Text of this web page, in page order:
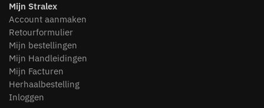
Mijn Stralex
Account aanmaken
Retourformulier
Mijn bestellingen
Mijn Handleidingen
Mijn Facturen
Herhaalbestelling
Inloggen